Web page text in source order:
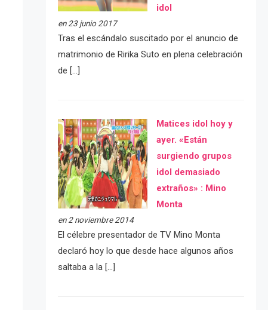
idol
en 23 junio 2017
Tras el escándalo suscitado por el anuncio de
matrimonio de Ririka Suto en plena celebración
de […]
Matices idol hoy y
ayer. «Están
surgiendo grupos
idol demasiado
extraños» : Mino
Monta
en 2 noviembre 2014
El célebre presentador de TV Mino Monta
declaró hoy lo que desde hace algunos años
saltaba a la […]